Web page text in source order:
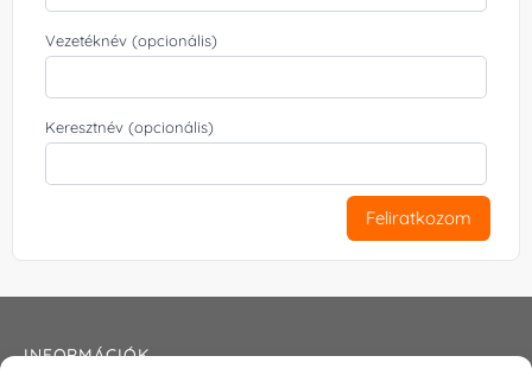
Vezetéknév (opcionális)
Keresztnév (opcionális)
Feliratkozom
INFORMÁCIÓK